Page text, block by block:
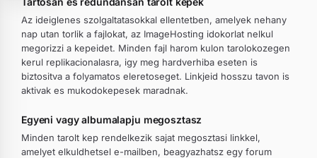
Az ideiglenes szolgaltatasokkal ellentetben, amelyek nehany
nap utan torlik a fajlokat, az ImageHosting idokorlat nelkul
megorizzi a kepeidet. Minden fajl harom kulon tarolokozegen
kerul replikacionalasra, igy meg hardverhiba eseten is
biztositva a folyamatos eleretoseget. Linkjeid hosszu tavon is
aktivak es mukodokepesek maradnak.
Egyeni vagy albumalapju megosztasz
Minden tarolt kep rendelkezik sajat megosztasi linkkel,
amelyet elkuldhetsel e-mailben, beagyazhatsz egy forum